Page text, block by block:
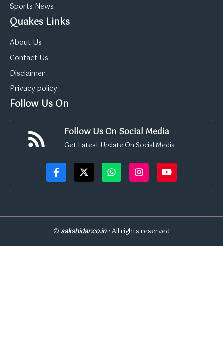
Sports News
Quakes Links
About Us
Contact Us
Disclaimer
Privacy policy
Follow Us On
Follow Us On Social Media
Get Latest Update On Social Media
© sakshidar.co.in• All rights reserved